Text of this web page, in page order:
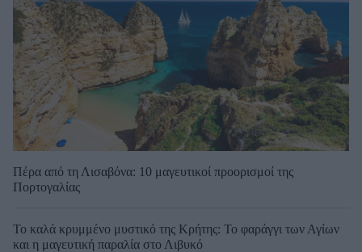
Πέρα από τη Λισαβόνα: 10 μαγευτικοί προορισμοί της
Πορτογαλίας
Το καλά κρυμμένο μυστικό της Κρήτης: Το φαράγγι των Αγίων
και η μαγευτική παραλία στο Λιβυκό